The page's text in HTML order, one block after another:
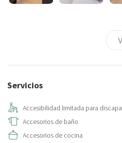
Servicios
Accesibilidad limitada para
Accesorios de baño
Accesorios de cocina